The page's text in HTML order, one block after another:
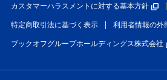
カスタマーハラスメントに対する基本方針
特定商取引法に基づく表示 利用者情報の外
ブックオフグループホールディングス株式会社